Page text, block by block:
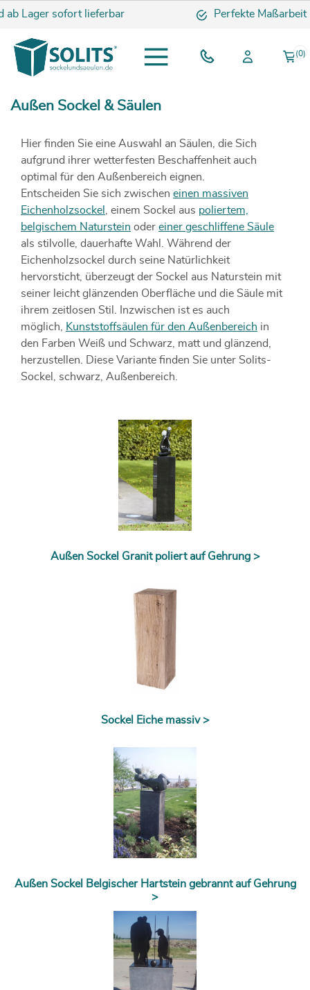
Lager sofort lieferbar Perfekte Maßarbeit
(0)
Außen Sockel & Säulen
Hier finden Sie eine Auswahl an Säulen, die Sich
aufgrund ihrer wetterfesten Beschaffenheit auch
optimal für den Außenbereich eignen.
Entscheiden Sie sich zwischen einen massiven
Eichenholzsockel
, einem Sockel aus poliertem,
belgischem Naturstein oder einer geschliffene Säule
als stilvolle, dauerhafte Wahl. Während der
Eichenholzsockel durch seine Natürlichkeit
hervorsticht, überzeugt der Sockel aus Naturstein mit
seiner leicht glänzenden Oberfläche und die Säule mit
ihrem zeitlosen Stil. Inzwischen ist es auch
möglich,
Kunststoffsäulen für den Außenbereich in
den Farben Weiß und Schwarz, matt und glänzend,
herzustellen. Diese Variante finden Sie unter Solits-
Sockel, schwarz, Außenbereich.
Außen Sockel Granit poliert auf Gehrung >
Sockel Eiche massiv >
Außen Sockel Belgischer Hartstein gebrannt auf Gehrung
>